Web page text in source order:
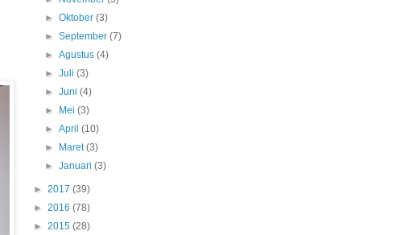
►Oktober(3)
►September(7)
►Agustus(4)
►Juli(3)
►Juni(4)
► Mei(3)
►April(10)
► Maret(3)
►Januari(3)
► 2017 (39)
► 2016 (78)
► 2015 (28)